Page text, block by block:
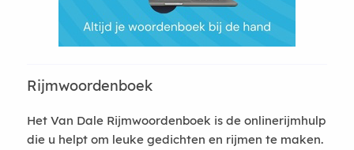
Rijmwoordenboek
Het Van Dale Rijmwoordenboek is de onlinerijmhulp
die u helpt om leuke gedichten en rijmen te maken.